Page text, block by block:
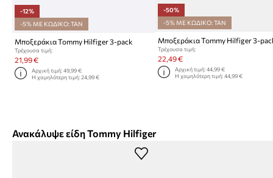
-12%
-5% ΜΕ ΚΩΔΙΚΟ: TAN
Μποξεράκια Tommy Hilfiger 3-pack
Τρέχουσα τιμή:
21,99 €
Αρχική τιμή:49,99 €
Η χαμηλότερη τιμή:24,99 €
-50%
-5% ΜΕ ΚΩΔΙΚΟ: TAN
Μποξεράκια Tommy Hilfiger 3-
Τρέχουσα τιμή:
22,49 €
Αρχική τιμή: 44,99 €
Η χαμηλότερη τιμή: 44,99 €
Ανακάλυψε είδη Tommy Hilfiger